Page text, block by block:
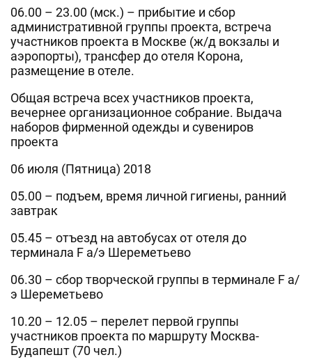
06.00 – 23.00 (мск.) – прибытие и сбор
административной группы проекта, встреча
участников проекта в Москве (ж/д вокзалы и
аэропорты), трансфер до отеля Корона,
размещение в отеле.
Общая встреча всех участников проекта,
вечернее организационное собрание. Выдача
наборов фирменной одежды и сувениров
проекта
06 июля (Пятница) 2018
05.00 – подъем, время личной гигиены, ранний
завтрак
05.45 – отъезд на автобусах от отеля до
терминала F а/э Шереметьево
06.30 – сбор творческой группы в терминале F а/
э Шереметьево
10.20 – 12.05 – перелет первой группы
участников проекта по маршруту Москва-
Будапешт (70 чел.)